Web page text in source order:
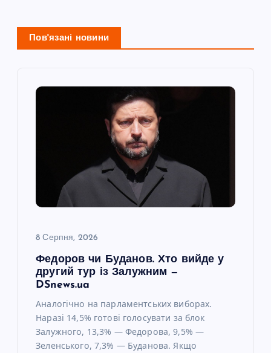
ц
Пов'язані новини
8 Серпня, 2026
Федоров чи Буданов. Хто вийде у
другий тур із Залужним —
DSnews.ua
Аналогічно на парламентських виборах.
Наразі 14,5% готові голосувати за блок
Залужного, 13,3% — Федорова, 9,5% —
Зеленського, 7,3% — Буданова. Якщо